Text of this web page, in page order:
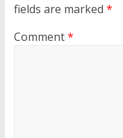
fields are marked *
Comment*